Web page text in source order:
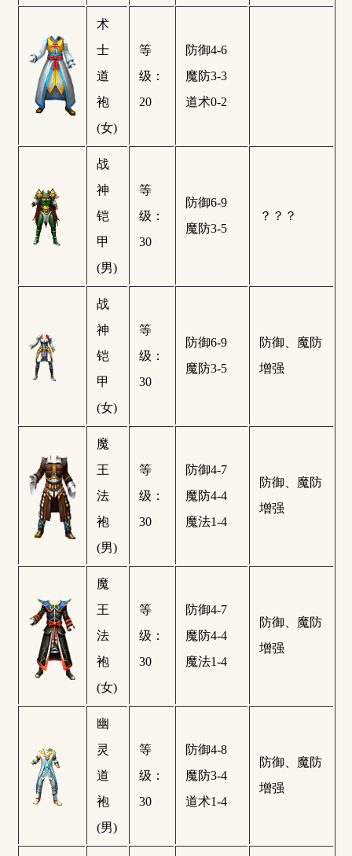
术
士
道
袍
(女)
等
级：
20
防御4-6
魔防3-3
道术0-2
战
神
铠
甲
(男)
等
级：
30
防御6-9
魔防3-5
？？？
战
神
铠
甲
(女)
等
级：
30
防御6-9
魔防3-5
防御、魔防
增强
魔
王
法
袍
(男)
等
级：
30
防御4-7
魔防4-4
魔法1-4
防御、魔防
增强
魔
王
法
袍
(女)
等
级：
30
防御4-7
魔防4-4
魔法1-4
防御、魔防
增强
幽
灵
道
袍
(男)
等
级：
30
防御4-8
魔防3-4
道术1-4
防御、魔防
增强